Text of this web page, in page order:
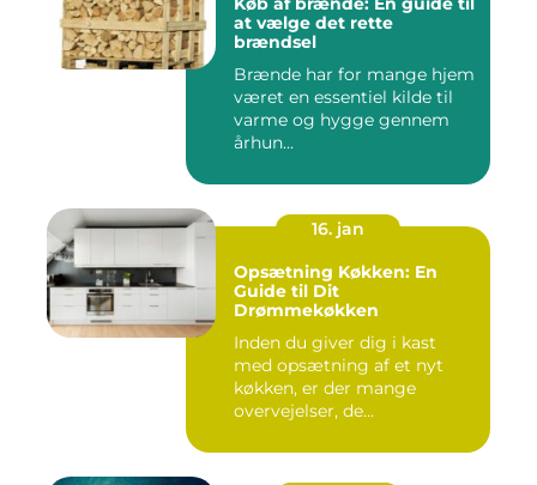
at vælge det rette
brændsel
Brænde har for mange hjem
været en essentiel kilde til
varme og hygge gennem
århun...
16. jan
Opsætning Køkken: En
Guide til Dit
Drømmekøkken
Inden du giver dig i kast
med opsætning af et nyt
køkken, er der mange
overvejelser, de...